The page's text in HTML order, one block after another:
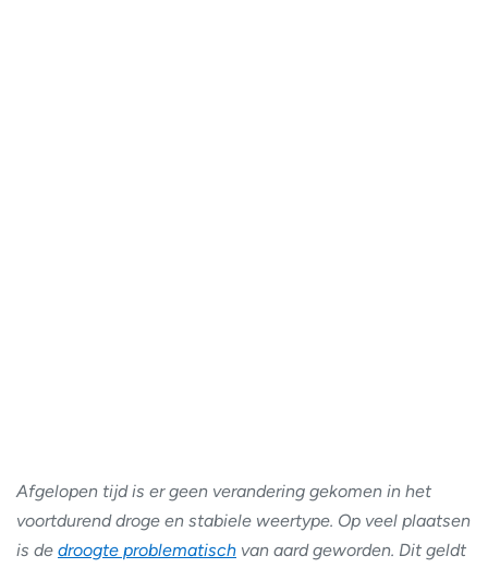
Afgelopen tijd is er geen verandering gekomen in het
voortdurend droge en stabiele weertype. Op veel plaatsen
is de droogte problematisch van aard geworden. Dit geldt